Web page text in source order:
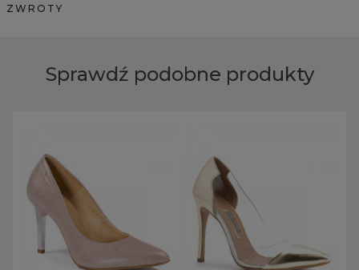
ZWROTY
Sprawdź podobne produkty